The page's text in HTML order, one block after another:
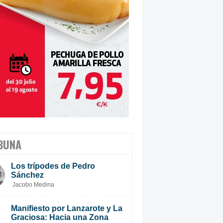
Los trípodes de Pedro
Sánchez
Jacobo Medina
Manifiesto por Lanzarote y La
Graciosa: Hacia una Zona